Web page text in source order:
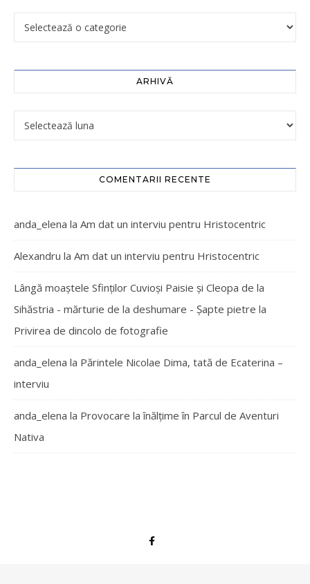
ARHIVĂ
COMENTARII RECENTE
anda_elena la Am dat un interviu pentru Hristocentric
Alexandru la Am dat un interviu pentru Hristocentric
Lângă moaștele Sfinților Cuvioși Paisie și Cleopa de la
Sihăstria - mărturie de la deshumare - Şapte pietre la
Privirea de dincolo de fotografie
anda_elena la Părintele Nicolae Dima, tată de Ecaterina –
interviu
anda_elena la Provocare la înălțime în Parcul de Aventuri
Nativa